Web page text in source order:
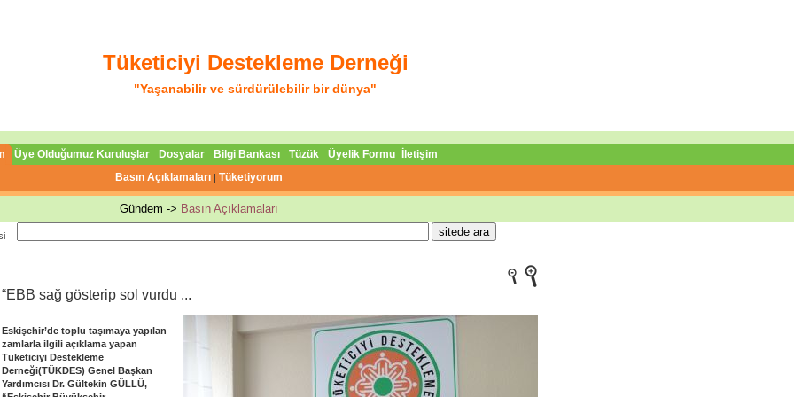
Tüketiciyi Destekleme Derneği
"Yaşanabilir ve sürdürülebilir bir dünya"
Üye Olduğumuz Kuruluşlar Dosyalar Bilgi Bankası Tüzük Üyelik Formu
İletişim
Basın Açıklamaları| Tüketiyorum
Gündem -> Basın Açıklamaları
“EBB sağ gösterip sol vurdu ...
Eskişehir’de toplu taşımaya yapılan
zamlarla ilgili açıklama yapan
Tüketiciyi Destekleme
Derneği(TÜKDES) Genel Başkan
Yardımcısı Dr. Gültekin GÜLLÜ,